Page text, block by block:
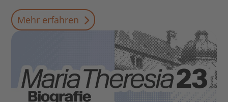
Mehr erfahren